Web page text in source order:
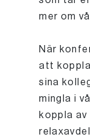
mer om
När
att koppla
sina
mingla i
koppla